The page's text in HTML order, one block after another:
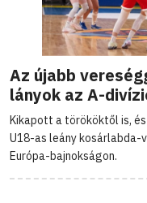
Az újabb
lányok az A-
Kikapott a törököktől is,
U18-as leány
Európa-bajnokságon.